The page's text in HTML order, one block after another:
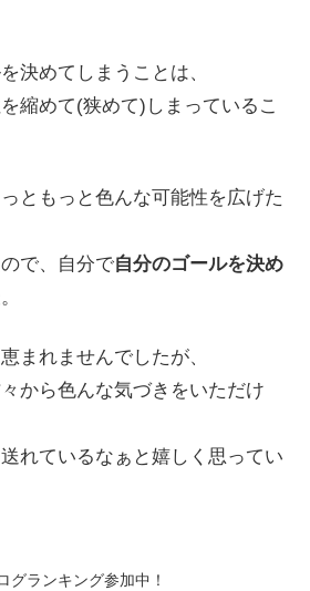
決めてしまうことは、
縮めて(狭めて)しまっているこ
ともっと色んな可能性を広げた
で、自分で自分のゴールを決め
。
まれませんでしたが、
から色んな気づきをいただけ
れているなぁと嬉しく思ってい
グランキング参加中！